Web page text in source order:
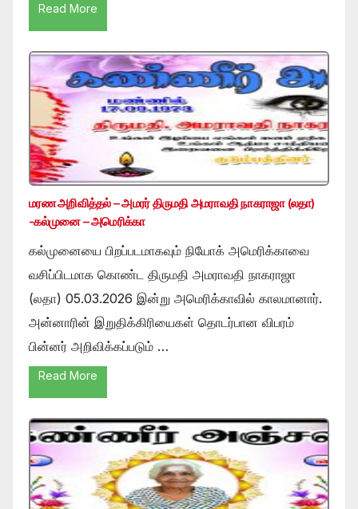
Read More
மரண அறிவித்தல் – அமரர் திருமதி அமராவதி நாகராஜா (லதா)
-கல்முனை – அமெரிக்கா
கல்முனையை பிறப்படமாகவும் நியோக் அமெரிக்காவை
வசிப்பிடமாக கொண்ட திருமதி அமராவதி நாகராஜா
(லதா) 05.03.2026 இன்று அமெரிக்காவில் காலமானார்.
அன்னாரின் இறுதிக்கிரியைகள் தொடர்பான விபரம்
பின்னர் அறிவிக்கப்படும் …
Read More